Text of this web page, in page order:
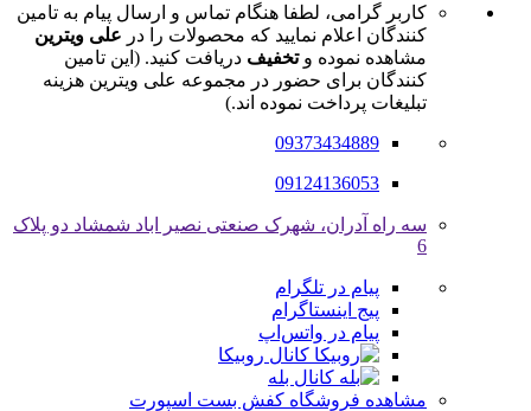
کاربر گرامی، لطفا هنگام تماس و ارسال پیام به تامین
کنندگان اعلام نمایید که محصولات را در علی ویترین
مشاهده نموده وتخفیف دریافت کنید. (این تامین
کنندگان برای حضور در مجموعه علی ویترین هزینه
تبلیغات پرداخت نموده اند.)
09373434889
09124136053
سه راه آدران، شهرک صنعتی نصیر اباد شمشاد دو پلاک
6
پیام در تلگرام
پیج اینستاگرام
پیام در واتس‌اپ
کانال روبیکا
کانال بله
مشاهده فروشگاه کفش بست اسپورت